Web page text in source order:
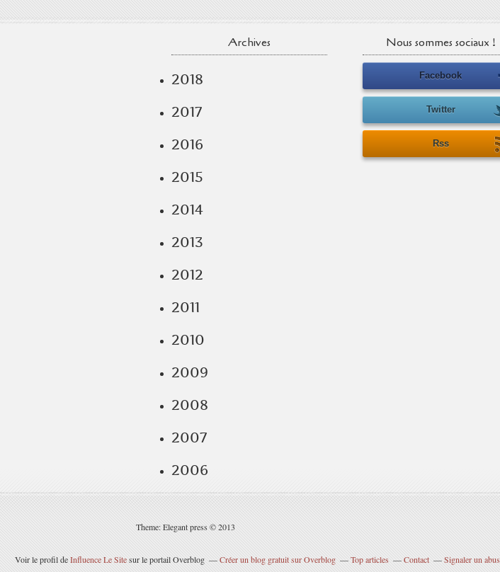
Archives
2018
2017
2016
2015
2014
2013
2012
2011
2010
2009
2008
2007
2006
Nous sommes sociaux !
Facebook
Twitter
Rss
Theme: Elegant press © 2013
Voir le profil deInfluence Le Sitesur le portail Overblog Créer un blog gratuit sur Overblog Top articles Contact Signaler un abus